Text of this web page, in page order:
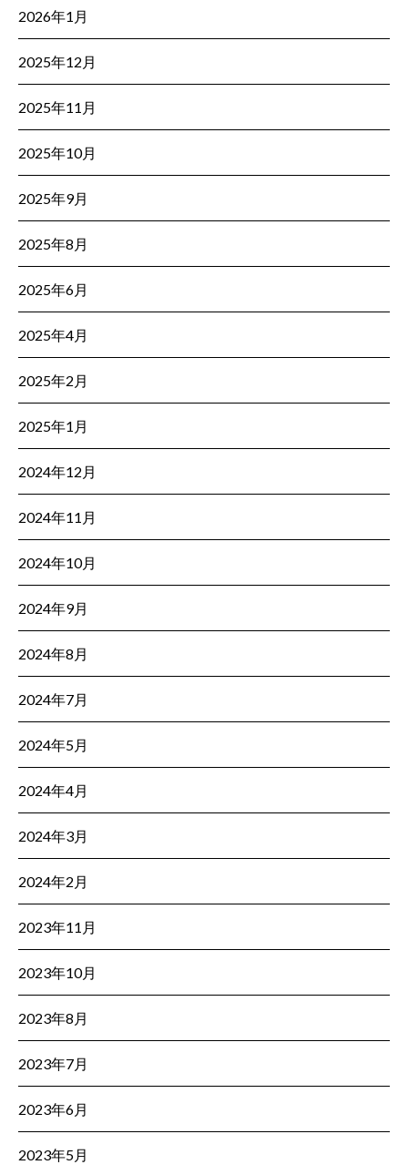
2026年1月
2025年12月
2025年11月
2025年10月
2025年9月
2025年8月
2025年6月
2025年4月
2025年2月
2025年1月
2024年12月
2024年11月
2024年10月
2024年9月
2024年8月
2024年7月
2024年5月
2024年4月
2024年3月
2024年2月
2023年11月
2023年10月
2023年8月
2023年7月
2023年6月
2023年5月